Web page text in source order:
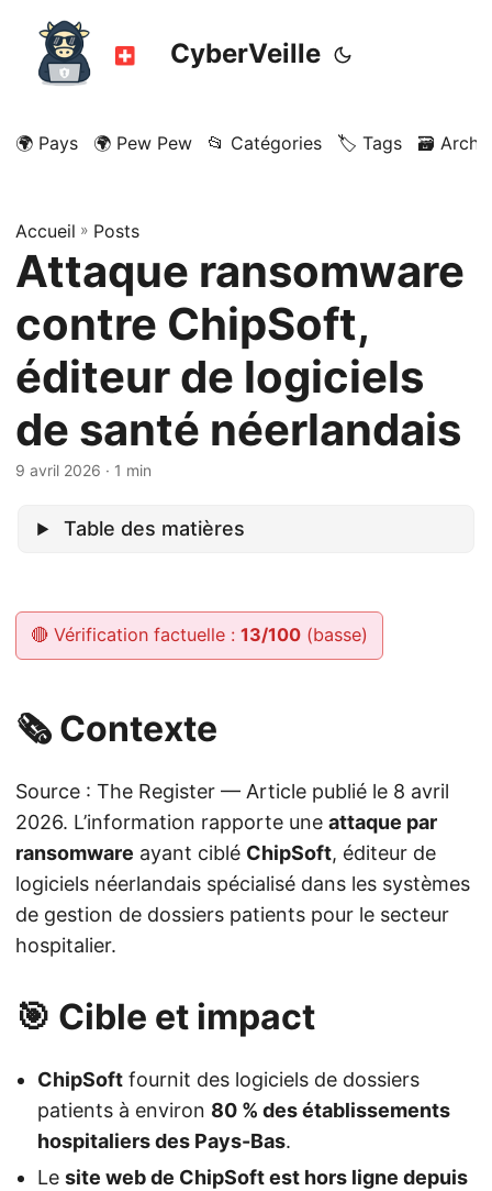
CyberVeille
🌍 Pays 🌍 Pew Pew 📂 Catégories 🏷️ Tags 🗃️
Accueil » Posts
Attaque ransomware
contre ChipSoft,
éditeur de logiciels
de santé néerlandais
9 avril 2026 · 1 min
Table des matières
🔴 Vérification factuelle : 13/100(basse)
🗞️ Contexte
Source : The Register — Article publié le 8 avril
2026. L’information rapporte une attaque par
ransomware ayant ciblé ChipSoft, éditeur de
logiciels néerlandais spécialisé dans les systèmes
de gestion de dossiers patients pour le secteur
hospitalier.
🎯 Cible et impact
ChipSoft fournit des logiciels de dossiers
patients à environ 80 % des établissements
hospitaliers des Pays-Bas.
Le site web de ChipSoft est hors ligne depuis